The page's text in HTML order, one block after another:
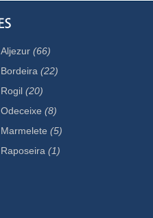
Aljezur(66)
Bordeira(22)
Rogil(20)
Odeceixe(8)
Marmelete(5)
Raposeira(1)